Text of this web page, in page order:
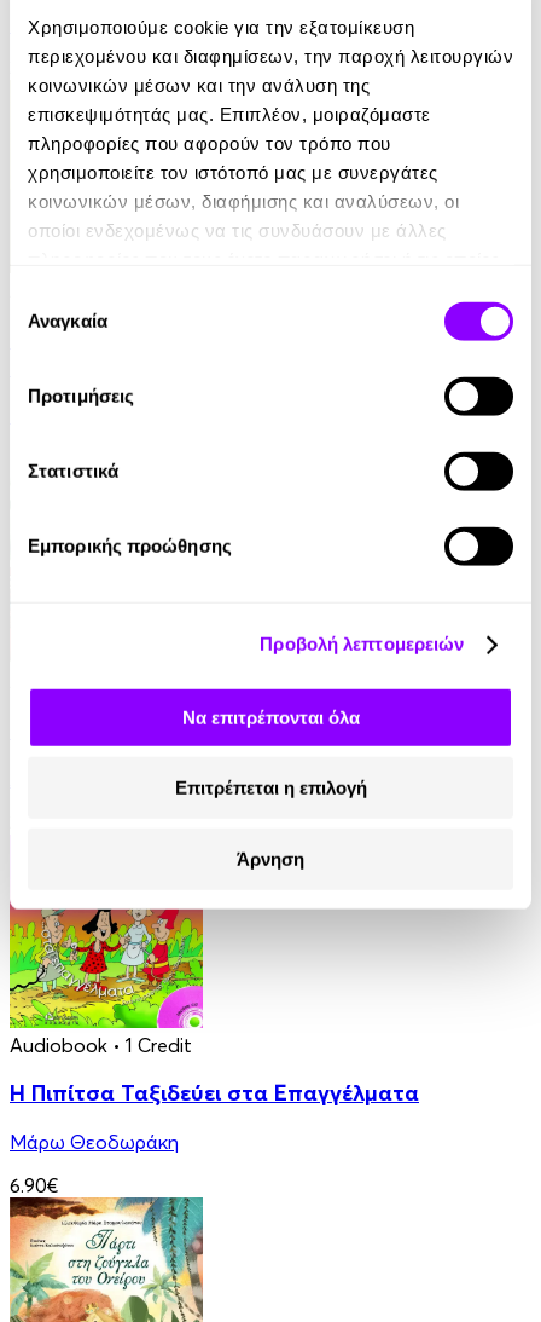
Χρησιμοποιούμε cookie για την εξατομίκευση
περιεχομένου και διαφημίσεων, την παροχή λειτουργιών
κοινωνικών μέσων και την ανάλυση της
επισκεψιμότητάς μας. Επιπλέον, μοιραζόμαστε
πληροφορίες που αφορούν τον τρόπο που
χρησιμοποιείτε τον ιστότοπό μας με συνεργάτες
κοινωνικών μέσων, διαφήμισης και αναλύσεων, οι
οποίοι ενδεχομένως να τις συνδυάσουν με άλλες
των υπηρεσιών τους.
συγκατάθεσης
Αναγκαία
Προτιμήσεις
Στατιστικά
Εμπορικής προώθησης
Προβολή λεπτομερειών
Να επιτρέπονται όλα
Επιτρέπεται η επιλογή
Άρνηση
Nikolai Gogol
3.90€
Ταξίδια στη Μυθολογία - Κατορθώματα και
4.90€
Audiobook • 1 Credit
Η Πιπίτσα Ταξιδεύει στα Επαγγέλματα
Μάρω Θεοδωράκη
6.90€